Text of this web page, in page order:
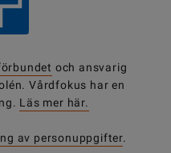
och ansvarig
Vårdfokus har en
Läs mer här.
av personuppgifter.